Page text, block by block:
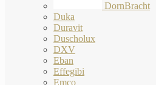
DornBracht
Duka
Duravit
Duscholux
DXV
Eban
Effegibi
Emco